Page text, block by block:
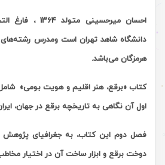
احسان میرحسینی
دانشگاه شاهد تهران است ومدرس رشته‌های
هرمزگان می‌باشد.
کتاب «برقع، هنر اقلیم و هویت بومی»
اول آن نگاهی به تاریخچه برقع در جهان،
فصل دوم این کتاب، به جغرافیای
دوخت برقع و ابزار ساخت آن در اختیار